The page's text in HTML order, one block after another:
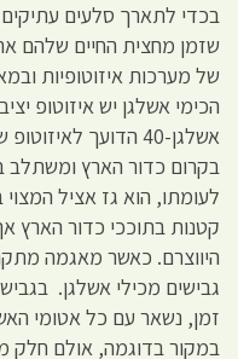
בכדי לתארך סלעים עתיקים
שזמן מחצית החיים שלהם
של מערכות איזוטופיות
בקרום כדור הארץ ומשתלב
לעומתו, הוא גז אציל
קטנות בתוככי כדור הארץ
היווצרם. כאשר מאגמה
גבישים מכילי אשלגן.